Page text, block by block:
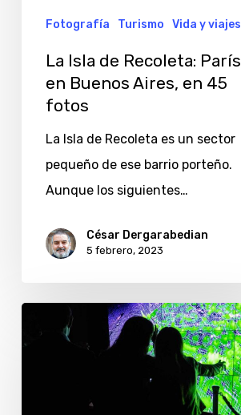
Buenos
Fotografía Turismo Vida y viajes
La Isla de Recoleta: París
en Buenos Aires, en 45
fotos
La Isla de Recoleta es un sector
pequeño de ese barrio porteño.
Aunque los siguientes…
César Dergarabedian
5 febrero, 2023
Conectados
en